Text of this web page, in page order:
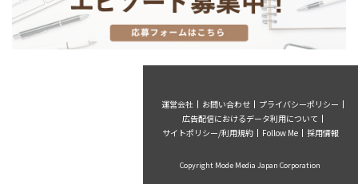
運営会社 お問い合わせ
プライバシーポリシー
広告配信におけるデータ利用について
サイトポリシー/利用規約
Follow Me 採用情報
Copyright Mode Media Japan Corporation